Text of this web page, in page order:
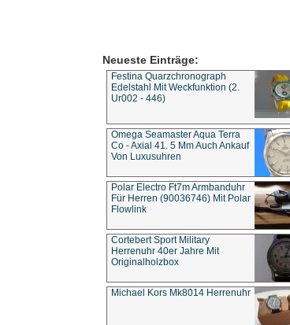
Neueste Einträge:
Festina Quarzchronograph
Edelstahl Mit Weckfunktion (2.
Ur002 - 446)
Omega Seamaster Aqua Terra
Co - Axial 41. 5 Mm Auch Ankauf
Von Luxusuhren
Polar Electro Ft7m Armbanduhr
Für Herren (90036746) Mit Polar
Flowlink
Cortebert Sport Military
Herrenuhr 40er Jahre Mit
Originalholzbox
Michael Kors Mk8014 Herrenuhr